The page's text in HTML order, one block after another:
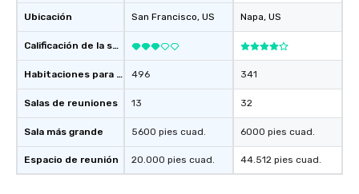
Ubicación
Calificación de la sede
Habitaciones para huéspedes
Salas de reuniones
Sala más grande
Espacio de reunión
San Francisco, US
496
13
5600 pies cuad.
20.000 pies cuad.
Napa, US
341
32
6000 pies cuad.
44.512 pies cuad.